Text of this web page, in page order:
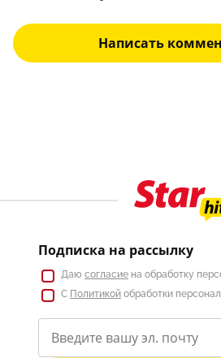
Написать
Подписка на рассылку
Даю согласие на обработку
С Политикой обработки